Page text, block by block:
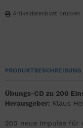
Artikeldatenblatt drucken
PRODUKTBESCHREIBUNG
Übungs-CD zu 200
Herausgeber: Klaus
200 neue Impulse für